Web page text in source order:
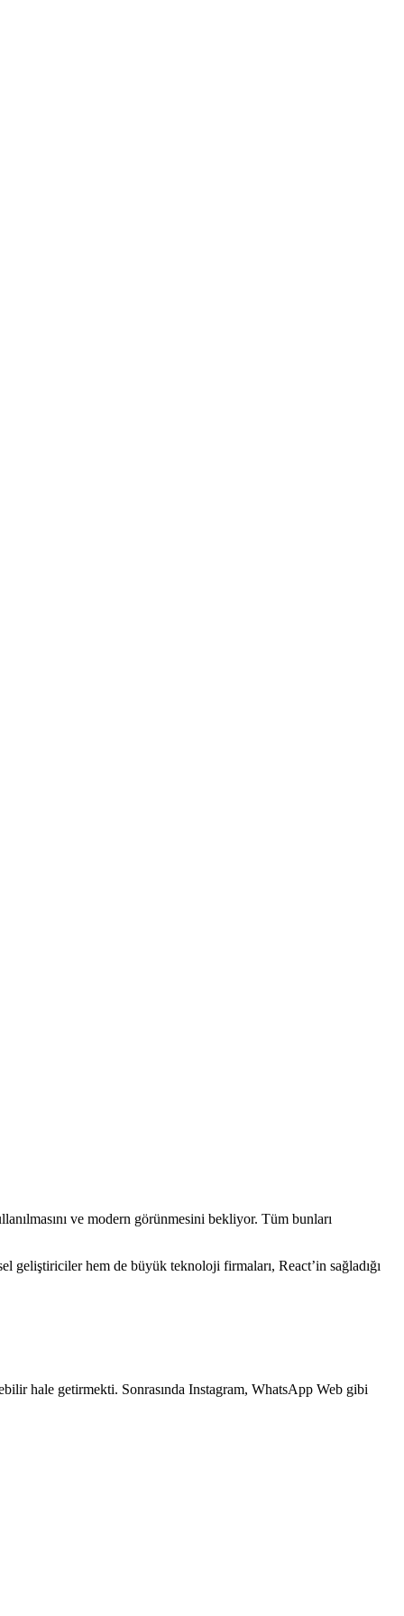
ve modern görünmesini bekliyor. Tüm bunları
geliştiriciler hem de büyük teknoloji firmaları, React’in sağladığı
hale getirmekti. Sonrasında Instagram, WhatsApp Web gibi